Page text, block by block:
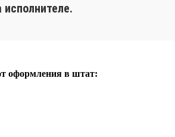
оформления в штат: